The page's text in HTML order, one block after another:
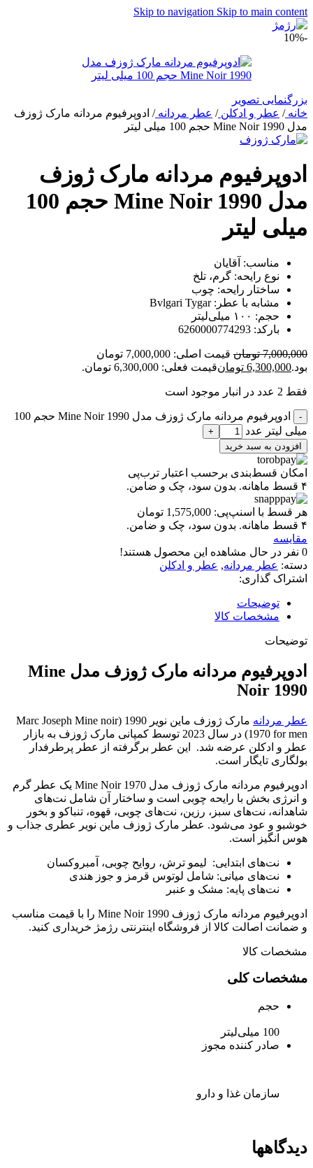
Skip to navigation Skip to main content
-10%
بزرگنمایی تصویر
خانه/ عطر و ادکلن/ عطر مردانه/ ادوپرفیوم مردانه مارک ژوزف
مدل Mine Noir 1990 حجم 100 میلی لیتر
ادوپرفیوم مردانه مارک ژوزف
مدل Mine Noir 1990 حجم 100
میلی لیتر
مناسب: آقایان
نوع رایحه: گرم، تلخ
ساختار رایحه: چوب
مشابه با عطر: Bvlgari Tygar
حجم: ۱۰۰ میلی‌لیتر
بارکد: 6260000774293
7,000,000 تومان
قیمت اصلی: 7,000,000 تومان
بود.6,300,000 تومانقیمت فعلی: 6,300,000 تومان.
فقط 2 عدد در انبار موجود است
-
ادوپرفیوم مردانه مارک ژوزف مدل Mine Noir 1990 حجم 100
میلی لیتر عدد
+
افزودن به سبد خرید
امکان قسط‌بندی برحسب اعتبار ترب‌پی
۴ قسط ماهانه. بدون سود، چک و ضامن.
هر قسط با اسنپ‌پی: 1,575,000 تومان
۴ قسط ماهانه. بدون سود، چک و ضامن.
مقایسه
0 نفر در حال مشاهده این محصول هستند!
دسته: عطر مردانه, عطر و ادکلن
اشتراک گذاری:
توضیحات
مشخصات کالا
توضیحات
ادوپرفیوم مردانه مارک ژوزف مدل Mine
Noir 1990
عطر مردانه
مارک ژوزف ماین نویر 1990 (Marc Joseph Mine noir
1970 for men) در سال 2023 توسط کمپانی مارک ژوزف به بازار
عطر و ادکلن عرضه شد. این عطر برگرفته از عطر پرطرفدار
بولگاری تایگار است.
ادوپرفیوم مردانه مارک ژوزف مدل Mine Noir 1970 یک عطر گرم
و انرژی بخش با رایحه چوبی است و ساختار آن شامل نت‌های
شاهدانه، نت‌های سبز، رزین، نت‌های چوبی، قهوه، تنباکو و بخور
خوشبو و عود می‌شود. عطر مارک ژوزف ماین نویر عطری جذاب و
هوس انگیز است.
نت‌های ابتدایی: لیمو ترش، روایح چوبی، آمبروکسان
نت‌های میانی: شامل لوتوس قرمز و جوز هندی
نت‌های پایه: مشک و عنبر
ادوپرفیوم مردانه مارک ژوزف Mine Noir 1990 را با قیمت مناسب
و ضمانت اصالت کالا از فروشگاه اینترنتی رژمژ خریداری کنید.
مشخصات کالا
مشخصات کلی
حجم
100 میلی‌لیتر
صادر کننده مجوز
سازمان غذا و دارو
دیدگاهها